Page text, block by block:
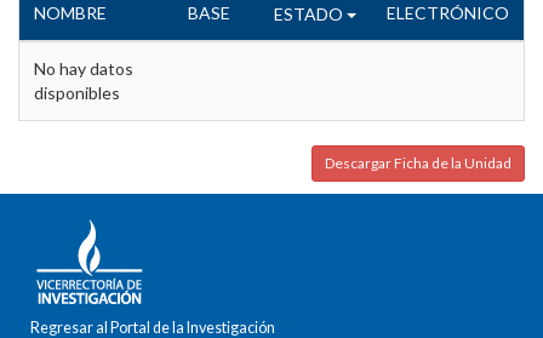
NOMBRE
BASE
ESTADO
ELECTRÓNICO
No hay datos
disponibles
Descargar Ficha de la Unidad
Regresar al Portal de la Investigación